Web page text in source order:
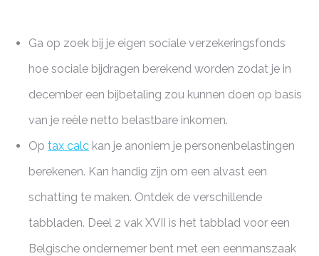
Ga op zoek bij je eigen sociale verzekeringsfonds
hoe sociale bijdragen berekend worden zodat je in
december een bijbetaling zou kunnen doen op basis
van je reële netto belastbare inkomen.
Op tax calc kan je anoniem je personenbelastingen
berekenen. Kan handig zijn om een alvast een
schatting te maken. Ontdek de verschillende
tabbladen. Deel 2 vak XVII is het tabblad voor een
Belgische ondernemer bent met een eenmanszaak